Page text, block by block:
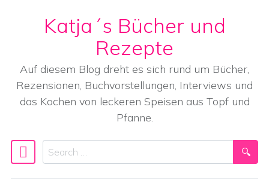
Skip to content
Katja´s Bücher und
Rezepte
Auf diesem Blog dreht es sich rund um Bücher,
Rezensionen, Buchvorstellungen, Interviews und
das Kochen von leckeren Speisen aus Topf und
Pfanne.
Main Navigation
Search